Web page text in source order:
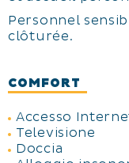
Personnel
clôturée.
COMFORT
Accesso
Televisione
Doccia